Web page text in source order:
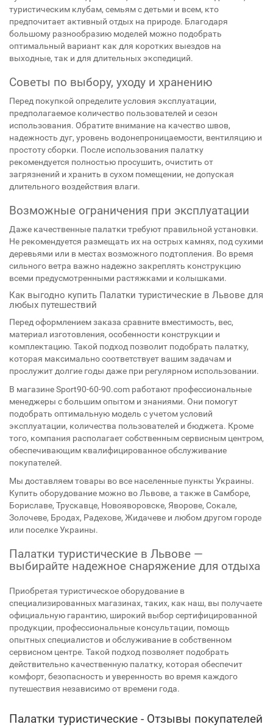
туристическим клубам, семьям с детьми и всем, кто
предпочитает активный отдых на природе. Благодаря
большому разнообразию моделей можно подобрать
оптимальный вариант как для коротких выездов на
выходные, так и для длительных экспедиций.
Советы по выбору, уходу и хранению
Перед покупкой определите условия эксплуатации,
предполагаемое количество пользователей и сезон
использования. Обратите внимание на качество швов,
надежность дуг, уровень водонепроницаемости, вентиляцию и
простоту сборки. После использования палатку
рекомендуется полностью просушить, очистить от
загрязнений и хранить в сухом помещении, не допуская
длительного воздействия влаги.
Возможные ограничения при эксплуатации
Даже качественные палатки требуют правильной установки.
Не рекомендуется размещать их на острых камнях, под сухими
деревьями или в местах возможного подтопления. Во время
сильного ветра важно надежно закреплять конструкцию
всеми предусмотренными растяжками и колышками.
Как выгодно купить Палатки туристические в Львове для
любых путешествий
Перед оформлением заказа сравните вместимость, вес,
материал изготовления, особенности конструкции и
комплектацию. Такой подход позволит подобрать палатку,
которая максимально соответствует вашим задачам и
прослужит долгие годы даже при регулярном использовании.
В магазине Sport90-60-90.com работают профессиональные
менеджеры с большим опытом и знаниями. Они помогут
подобрать оптимальную модель с учетом условий
эксплуатации, количества пользователей и бюджета. Кроме
того, компания располагает собственным сервисным центром,
обеспечивающим квалифицированное обслуживание
покупателей.
Мы доставляем товары во все населенные пункты Украины.
Купить оборудование можно во Львове, а также в Самборе,
Бориславе, Трускавце, Новояворовске, Яворове, Сокале,
Золочеве, Бродах, Радехове, Жидачеве и любом другом городе
или поселке Украины.
Палатки туристические в Львове —
выбирайте надежное снаряжение для отдыха
Приобретая туристическое оборудование в
специализированных магазинах, таких, как наш, вы получаете
официальную гарантию, широкий выбор сертифицированной
продукции, профессиональные консультации, помощь
опытных специалистов и обслуживание в собственном
сервисном центре. Такой подход позволяет подобрать
действительно качественную палатку, которая обеспечит
комфорт, безопасность и уверенность во время каждого
путешествия независимо от времени года.
Палатки туристические - Отзывы покупателей